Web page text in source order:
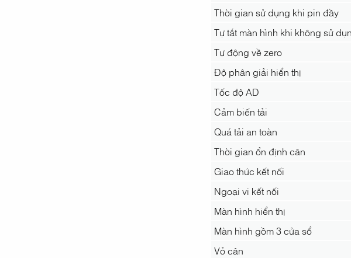
Thời gian sử dụng khi pin đầy
Tự tắt màn hình khi không sử
Tự động về zero
Độ phân giải hiển thị
Tốc độ AD
Cảm biến tải
Quá tải an toàn
Thời gian ổn định cân
Giao thức kết nối
Ngoại vi kết nối
Màn hình hiển thị
Màn hình gồm 3 cửa sổ
Vỏ cân